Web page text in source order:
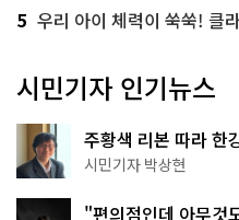
5 우리 아이 체력이 쑥쑥! 클
시민기자 인기뉴스
주황색 리본 따라 한
서울둘레길 15코스
시민기자 박상현
"편의점인데 아무것